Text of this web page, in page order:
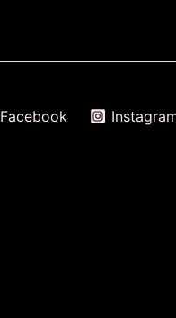
Facebook